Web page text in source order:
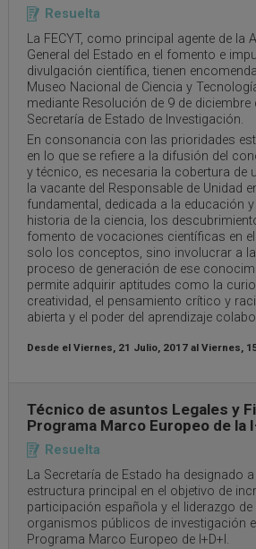
Resuelta
La FECYT, como principal agente de la
General del Estado en el fomento e
divulgación científica, tienen
Museo Nacional de Ciencia y
mediante Resolución de 9 de diciembre
Secretaría de Estado de Investigación.
En consonancia con las prioridades
en lo que se refiere a la difusión del
y técnico, es necesaria la cobertura de
la vacante del Responsable de Unidad
fundamental, dedicada a la educación
historia de la ciencia, los
fomento de vocaciones científicas en
solo los conceptos, sino involucrar a la
proceso de generación de ese
permite adquirir aptitudes como la
creatividad, el pensamiento crítico y
abierta y el poder del aprendizaje
Desde el Viernes, 21 Julio, 2017al Viernes,
Técnico de asuntos Legales y
Programa Marco Europeo de la
Resuelta
La Secretaría de Estado ha designado
estructura principal en el objetivo de
participación española y el liderazgo
organismos públicos de investigación
Programa Marco Europeo de I+D+I.